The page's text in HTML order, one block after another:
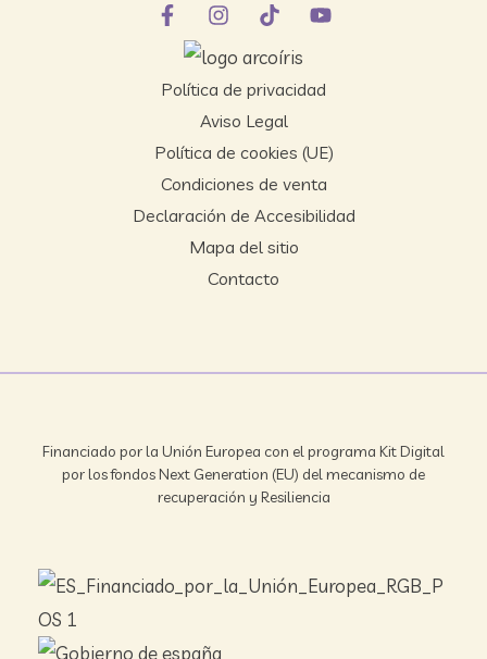
Política de privacidad
Aviso Legal
Política de cookies (UE)
Condiciones de venta
Declaración de Accesibilidad
Mapa del sitio
Contacto
Financiado por la Unión Europea con el programa Kit Digital
por los fondos Next Generation (EU) del mecanismo de
recuperación y Resiliencia